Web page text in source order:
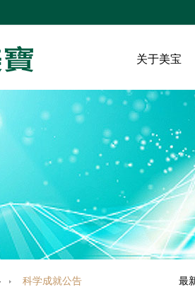
关于美宝
科学成就公告 最